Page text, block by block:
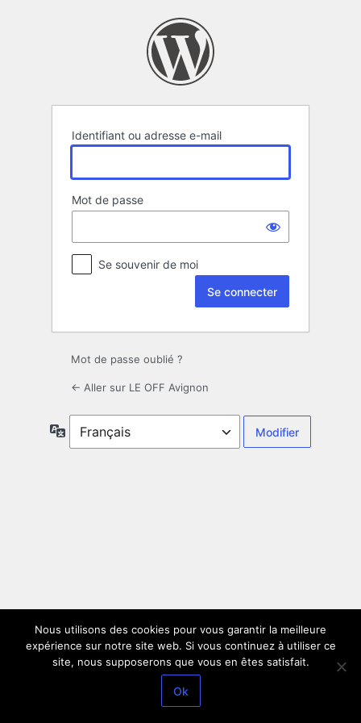
Identifiant ou adresse e-mail
Mot de passe
Se souvenir de moi
Mot de passe oublié ?
← Aller sur LE OFF Avignon
Langue
Nous utilisons des cookies pour vous garantir la meilleure
expérience sur notre site web. Si vous continuez à utiliser ce
site, nous supposerons que vous en êtes satisfait.
Ok